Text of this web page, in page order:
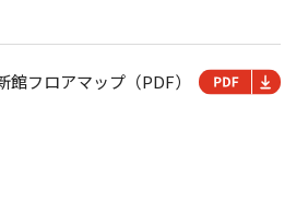
館フロアマップ（PDF）